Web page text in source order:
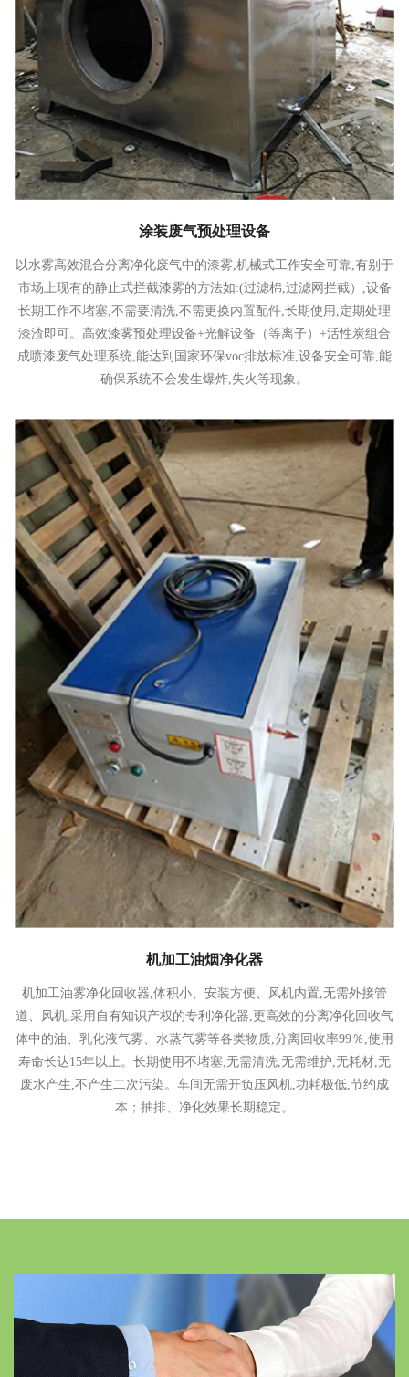
涂装废气预处理设备
以水雾高效混合分离净化废气中的漆雾,机械式工作安全可靠,有别于
市场上现有的静止式拦截漆雾的方法如:(过滤棉,过滤网拦截）,设备
长期工作不堵塞,不需要清洗,不需更换内置配件,长期使用,定期处理
漆渣即可。高效漆雾预处理设备+光解设备（等离子）+活性炭组合
成喷漆废气处理系统,能达到国家环保voc排放标准,设备安全可靠,能
确保系统不会发生爆炸,失火等现象。
机加工油烟净化器
机加工油雾净化回收器,体积小、安装方便、风机内置,无需外接管
道、风机,采用自有知识产权的专利净化器,更高效的分离净化回收气
体中的油、乳化液气雾、水蒸气雾等各类物质,分离回收率99％,使用
寿命长达15年以上。长期使用不堵塞,无需清洗,无需维护,无耗材,无
废水产生,不产生二次污染。车间无需开负压风机,功耗极低,节约成
本；抽排、净化效果长期稳定。